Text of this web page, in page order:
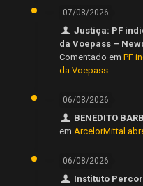
07/08/2026
Justiça: PF
da Voepass –
Comentado em PF
da Voepass
06/08/2026
BENEDITO
em ArcelorMittal
06/08/2026
Instituto